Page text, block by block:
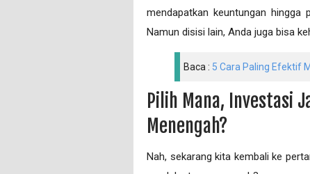
mendapatkan keuntungan hingga
Namun disisi lain, Anda juga bisa
Baca : 5 Cara Paling Efektif
Pilih Mana, Investasi
Menengah?
Nah, sekarang kita kembali ke